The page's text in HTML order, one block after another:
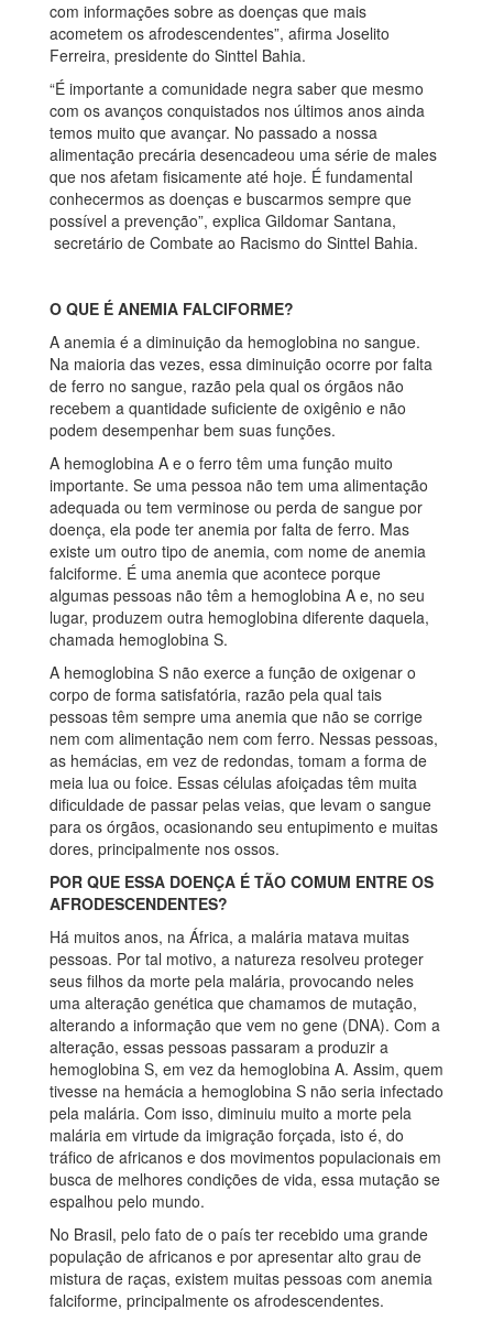
com informações sobre as doenças que mais
acometem os afrodescendentes”, afirma Joselito
Ferreira, presidente do Sinttel Bahia.
“É importante a comunidade negra saber que mesmo
com os avanços conquistados nos últimos anos ainda
temos muito que avançar. No passado a nossa
alimentação precária desencadeou uma série de males
que nos afetam fisicamente até hoje. É fundamental
conhecermos as doenças e buscarmos sempre que
possível a prevenção”, explica Gildomar Santana,
secretário de Combate ao Racismo do Sinttel Bahia.
O QUE É ANEMIA FALCIFORME?
A anemia é a diminuição da hemoglobina no sangue.
Na maioria das vezes, essa diminuição ocorre por falta
de ferro no sangue, razão pela qual os órgãos não
recebem a quantidade suficiente de oxigênio e não
podem desempenhar bem suas funções.
A hemoglobina A e o ferro têm uma função muito
importante. Se uma pessoa não tem uma alimentação
adequada ou tem verminose ou perda de sangue por
doença, ela pode ter anemia por falta de ferro. Mas
existe um outro tipo de anemia, com nome de anemia
falciforme. É uma anemia que acontece porque
algumas pessoas não têm a hemoglobina A e, no seu
lugar, produzem outra hemoglobina diferente daquela,
chamada hemoglobina S.
A hemoglobina S não exerce a função de oxigenar o
corpo de forma satisfatória, razão pela qual tais
pessoas têm sempre uma anemia que não se corrige
nem com alimentação nem com ferro. Nessas pessoas,
as hemácias, em vez de redondas, tomam a forma de
meia lua ou foice. Essas células afoiçadas têm muita
dificuldade de passar pelas veias, que levam o sangue
para os órgãos, ocasionando seu entupimento e muitas
dores, principalmente nos ossos.
POR QUE ESSA DOENÇA É TÃO COMUM ENTRE OS
AFRODESCENDENTES?
Há muitos anos, na África, a malária matava muitas
pessoas. Por tal motivo, a natureza resolveu proteger
seus filhos da morte pela malária, provocando neles
uma alteração genética que chamamos de mutação,
alterando a informação que vem no gene (DNA). Com a
alteração, essas pessoas passaram a produzir a
hemoglobina S, em vez da hemoglobina A. Assim, quem
tivesse na hemácia a hemoglobina S não seria infectado
pela malária. Com isso, diminuiu muito a morte pela
malária em virtude da imigração forçada, isto é, do
tráfico de africanos e dos movimentos populacionais em
busca de melhores condições de vida, essa mutação se
espalhou pelo mundo.
No Brasil, pelo fato de o país ter recebido uma grande
população de africanos e por apresentar alto grau de
mistura de raças, existem muitas pessoas com anemia
falciforme, principalmente os afrodescendentes.